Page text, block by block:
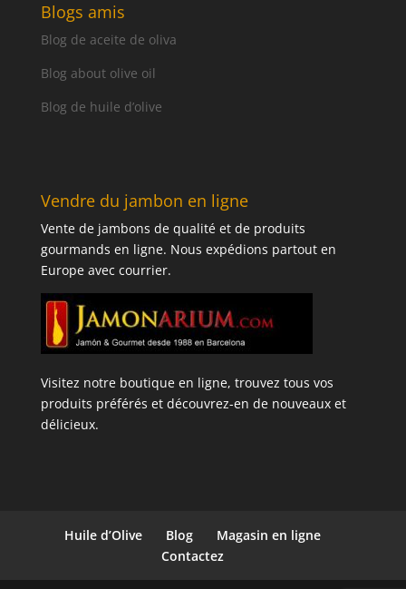
Blogs amis
Blog de aceite de oliva
Blog about olive oil
Blog de huile d’olive
Vendre du jambon en ligne
Vente de jambons de qualité et de produits
gourmands en ligne. Nous expédions partout en
Europe avec courrier.
Visitez notre boutique en ligne, trouvez tous vos
produits préférés et découvrez-en de nouveaux et
délicieux.
Huile d’Olive Blog
Magasin en ligne
Contactez